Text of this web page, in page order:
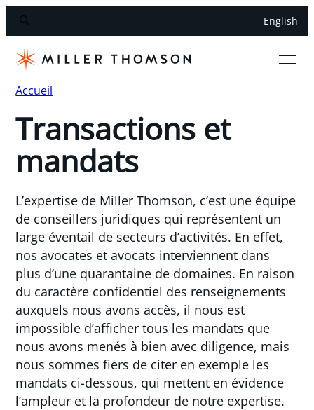
English
Accueil
Transactions et
mandats
L’expertise de Miller Thomson, c’est une équipe
de conseillers juridiques qui représentent un
large éventail de secteurs d’activités. En effet,
nos avocates et avocats interviennent dans
plus d’une quarantaine de domaines. En raison
du caractère confidentiel des renseignements
auxquels nous avons accès, il nous est
impossible d’afficher tous les mandats que
nous avons menés à bien avec diligence, mais
nous sommes fiers de citer en exemple les
mandats ci-dessous, qui mettent en évidence
l’ampleur et la profondeur de notre expertise.